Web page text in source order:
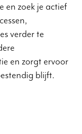
en zoek je actief
verder te
en zorgt ervoor
blijft.